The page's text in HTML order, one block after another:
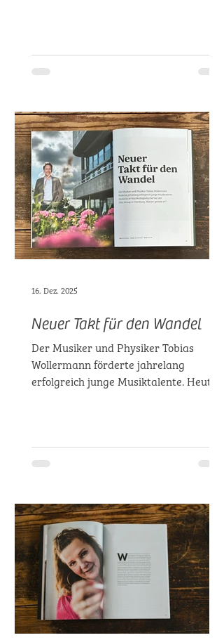
Neuer Takt für den Wandel
Der Musiker und Physiker Tobias
Wollermann förderte jahrelang
erfolgreich junge Musiktalente. Heute
16. Dez. 2025